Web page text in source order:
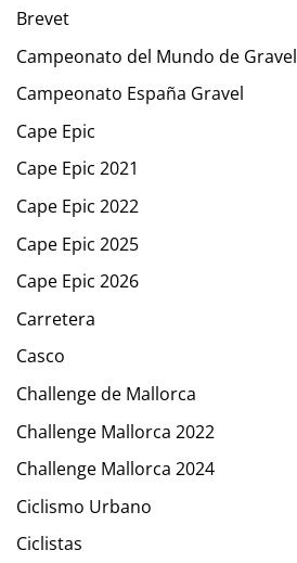
Brevet
Campeonato del Mundo de Gravel
Campeonato España Gravel
Cape Epic
Cape Epic 2021
Cape Epic 2022
Cape Epic 2025
Cape Epic 2026
Carretera
Casco
Challenge de Mallorca
Challenge Mallorca 2022
Challenge Mallorca 2024
Ciclismo Urbano
Ciclistas